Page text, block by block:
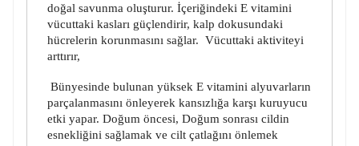
doğal savunma oluşturur. İçeriğindeki E vitamini
vücuttaki kasları güçlendirir, kalp dokusundaki
hücrelerin korunmasını sağlar. Vücuttaki aktiviteyi
arttırır,
Bünyesinde bulunan yüksek E vitamini alyuvarların
parçalanmasını önleyerek kansızlığa karşı kuruyucu
etki yapar. Doğum öncesi, Doğum sonrası cildin
esnekliğini sağlamak ve cilt çatlağını önlemek